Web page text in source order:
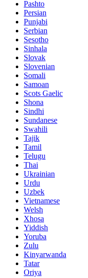
Pashto
Persian
Punjabi
Serbian
Sesotho
Sinhala
Slovak
Slovenian
Somali
Samoan
Scots Gaelic
Shona
Sindhi
Sundanese
Swahili
Tajik
Tamil
Telugu
Thai
Ukrainian
Urdu
Uzbek
Vietnamese
Welsh
Xhosa
Yiddish
Yoruba
Zulu
Kinyarwanda
Tatar
Oriya